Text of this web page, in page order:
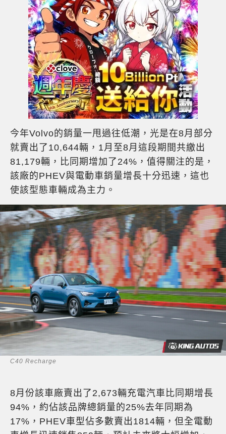
今年Volvo的銷量一甩過往低潮，光是在8月部分
就賣出了10,644輛，1月至8月這段期間共繳出
81,179輛，比同期增加了24%，值得關注的是，
該廠的PHEV與電動車銷量增長十分迅速，這也
使該型態車輛成為主力。
C40 Recharge
8月份該車廠賣出了2,673輛充電汽車比同期增長
94%，約佔該品牌總銷量的25%去年同期為
17%，PHEV車型佔多數賣出1814輛，但全電動